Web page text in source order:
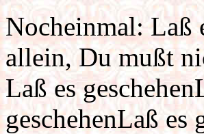
Nocheinmal: Laß
allein, Du mußt
Laß es
geschehenLaß es